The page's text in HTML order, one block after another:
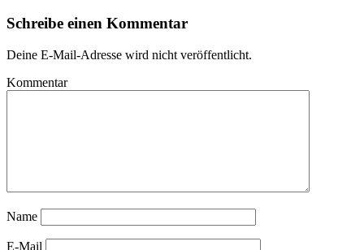
Schreibe einen Kommentar
Deine E-Mail-Adresse wird nicht veröffentlicht.
Kommentar
Name
E-Mail